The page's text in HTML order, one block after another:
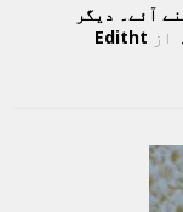
آئے۔ دیگر
از Editht